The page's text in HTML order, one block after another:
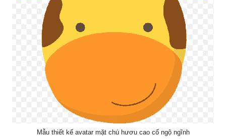
Mẫu thiết kế avatar mặt chú hươu cao cổ ngộ ngĩnh